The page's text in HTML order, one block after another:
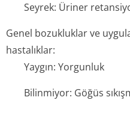
Seyrek: Üriner
Genel bozukluklar ve
hastalıklar:
Yaygın: Yorgunluk
Bilinmiyor: Göğüs